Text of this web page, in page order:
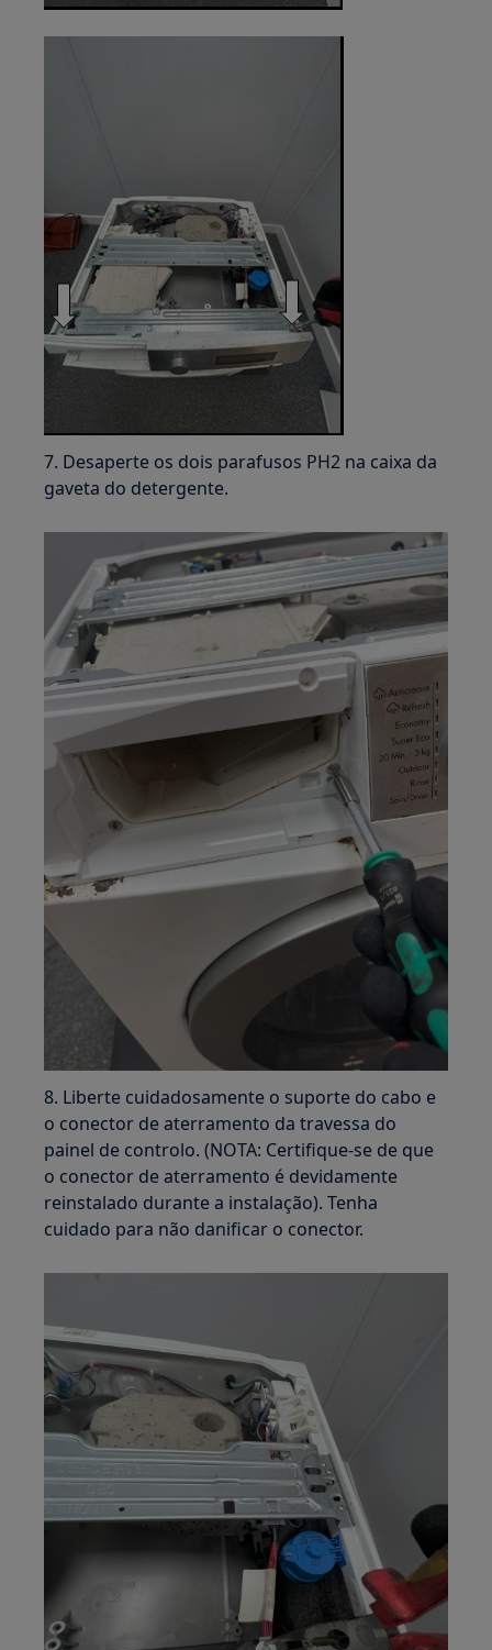
7. Desaperte os dois parafusos PH2 na caixa da
gaveta do detergente.
8. Liberte cuidadosamente o suporte do cabo e
o conector de aterramento da travessa do
painel de controlo. (NOTA: Certifique-se de que
o conector de aterramento é devidamente
reinstalado durante a instalação). Tenha
cuidado para não danificar o conector.